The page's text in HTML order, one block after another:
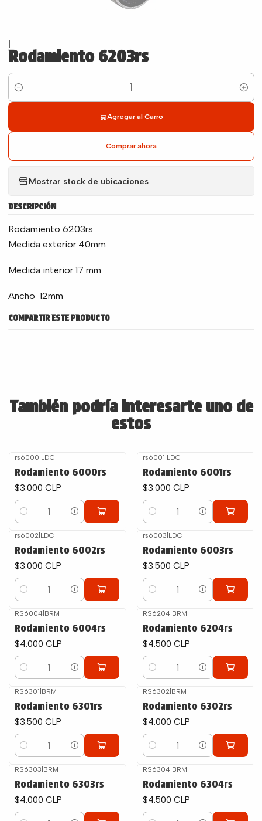
Rodamiento 6203rs
Cantidad
Agregar al Carro
Comprar ahora
Mostrar stock de ubicaciones
DESCRIPCIÓN
Rodamiento 6203rs
Medida exterior 40mm
Medida interior 17 mm
Ancho 12mm
COMPARTIR ESTE PRODUCTO
También podría interesarte uno de
estos
rs6000 LDC
Rodamiento 6000rs
$3.000 CLP
Cantidad
rs6001 LDC
Rodamiento 6001rs
$3.000 CLP
Cantidad
rs6002| LDC
Rodamiento 6002rs
$3.000 CLP
Cantidad
rs6003 LDC
Rodamiento 6003rs
$3.500 CLP
Cantidad
RS6004| BRM
Rodamiento 6004rs
$4.000 CLP
Cantidad
RS6204 BRM
Rodamiento 6204rs
$4.500 CLP
Cantidad
RS6301 BRM
Rodamiento 6301rs
$3.500 CLP
Cantidad
RS6302 BRM
Rodamiento 6302rs
$4.000 CLP
Cantidad
RS6303 BRM
Rodamiento 6303rs
$4.000 CLP
RS6304 BRM
Rodamiento 6304rs
$4.500 CLP